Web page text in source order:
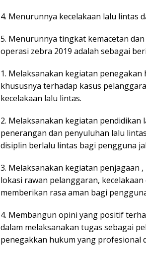
4. Menurunnya kecelakaan lalu lintas
5. Menurunnya tingkat kemacetan
operasi zebra 2019 adalah sebagai
1. Melaksanakan kegiatan
khususnya terhadap kasus
kecelakaan lalu lintas.
2. Melaksanakan kegiatan
penerangan dan penyuluhan lalu
disiplin berlalu lintas bagi pengguna
3. Melaksanakan kegiatan penjagaan
lokasi rawan pelanggaran,
memberikan rasa aman bagi
4. Membangun opini yang positif
dalam melaksanakan tugas sebagai
penegakkan hukum yang profesional